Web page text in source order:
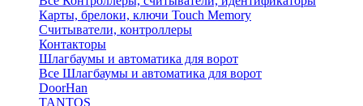
Карты, брелоки, ключи Touch Memory
Считыватели, контроллеры
Контакторы
Шлагбаумы и автоматика для ворот
Все Шлагбаумы и автоматика для ворот
DoorHan
TANTOS